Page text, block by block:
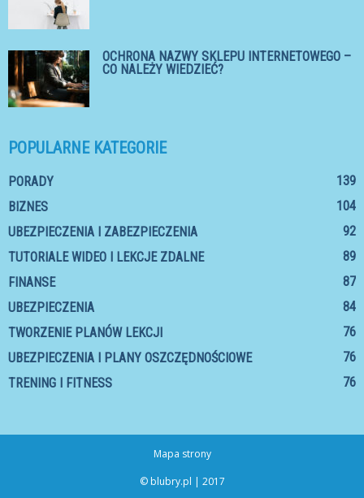
OCHRONA NAZWY SKLEPU INTERNETOWEGO –
CO NALEŻY WIEDZIEĆ?
POPULARNE KATEGORIE
PORADY
139
BIZNES
104
UBEZPIECZENIA I ZABEZPIECZENIA
92
TUTORIALE WIDEO I LEKCJE ZDALNE
89
FINANSE
87
UBEZPIECZENIA
84
TWORZENIE PLANÓW LEKCJI
76
UBEZPIECZENIA I PLANY OSZCZĘDNOŚCIOWE
76
TRENING I FITNESS
76
Mapa strony
© blubry.pl | 2017